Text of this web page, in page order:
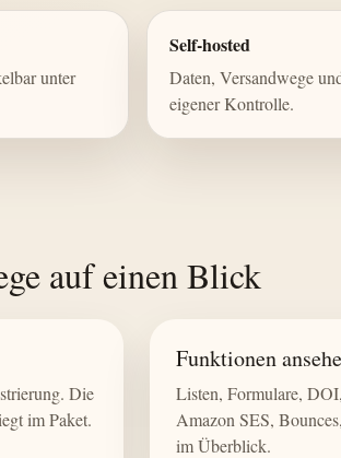
unter
Self-hosted
Daten, Versandwege
eigener Kontrolle.
auf einen Blick
Die
im Paket.
Funktionen
Listen, Formulare,
Amazon SES,
im Überblick.